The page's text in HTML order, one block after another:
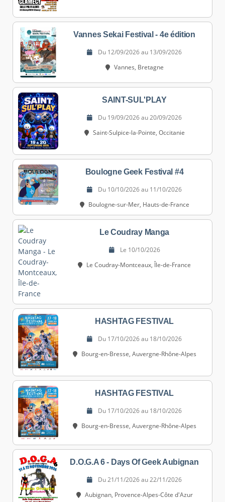
Vannes Sekai Festival - 4e édition
Du 12/09/2026 au 13/09/2026
Vannes, Bretagne
SAINT-SUL'PLAY
Du 19/09/2026 au 20/09/2026
Saint-Sulpice-la-Pointe, Occitanie
Boulogne Geek Festival #4
Du 10/10/2026 au 11/10/2026
Boulogne-sur-Mer, Hauts-de-France
Le Coudray Manga
Le 10/10/2026
Le Coudray-Montceaux, Île-de-France
HASHTAG FESTIVAL
Du 17/10/2026 au 18/10/2026
Bourg-en-Bresse, Auvergne-Rhône-Alpes
HASHTAG FESTIVAL
Du 17/10/2026 au 18/10/2026
Bourg-en-Bresse, Auvergne-Rhône-Alpes
D.O.G.A 6 - Days Of Geek Aubignan
Du 21/11/2026 au 22/11/2026
Aubignan, Provence-Alpes-Côte d'Azur